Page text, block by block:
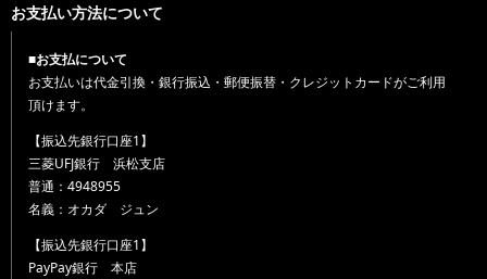
お支払い方法について
■お支払について
お支払いは代金引換・銀行振込・郵便振替・クレジットカードがご利用
頂けます。
【振込先銀行口座1】
三菱UFJ銀行 浜松支店
普通：4948955
名義：オカダ ジュン
【振込先銀行口座1】
PayPay銀行 本店